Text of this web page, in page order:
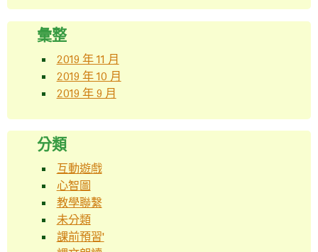
彙整
2019 年 11 月
2019 年 10 月
2019 年 9 月
分類
互動遊戲
心智圖
教學聯繫
未分類
課前預習'